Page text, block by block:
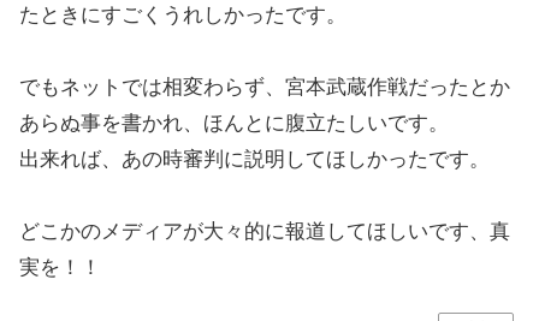
たときにすごくうれしかったです。
でもネットでは相変わらず、宮本武蔵作戦だったとか
あらぬ事を書かれ、ほんとに腹立たしいです。
出来れば、あの時審判に説明してほしかったです。
どこかのメディアが大々的に報道してほしいです、真
実を！！